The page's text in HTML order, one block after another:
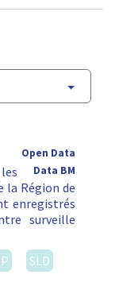
Open Data
Data BM
la Région de
enregistrés
surveille
SLD